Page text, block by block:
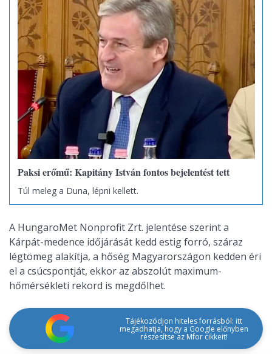
Paksi erőmű: Kapitány István fontos bejelentést tett
Túl meleg a Duna, lépni kellett.
A HungaroMet Nonprofit Zrt. jelentése szerint a
Kárpát-medence időjárását kedd estig forró, száraz
légtömeg alakítja, a hőség Magyarországon kedden éri
el a csúcspontját, ekkor az abszolút maximum-
hőmérsékleti rekord is megdőlhet.
Tájékozódjon hiteles forrásból: itt
megadhatja, hogy a Google előnyben
részesítse az Mfor cikkeit!